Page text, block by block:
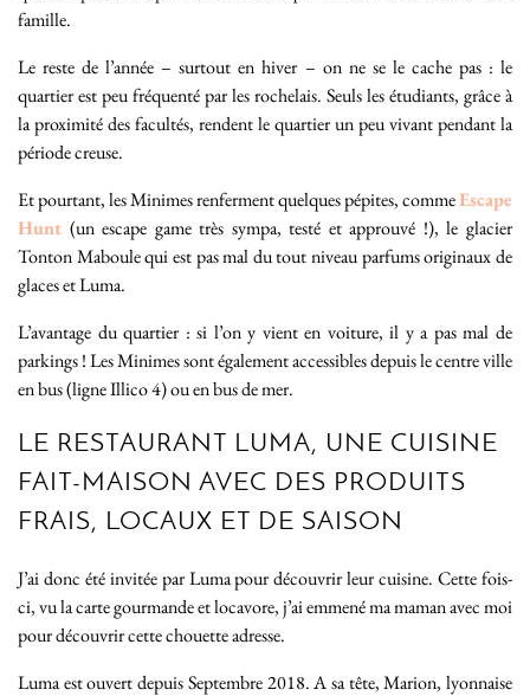
famille.
Le reste de l’année – surtout en hiver – on ne se le cache pas : le
quartier est peu fréquenté par les rochelais. Seuls les étudiants, grâce à
la proximité des facultés, rendent le quartier un peu vivant pendant la
période creuse.
Et pourtant, les Minimes renferment quelques pépites, commeEscape
Hunt (un escape game très sympa, testé et approuvé !), le glacier
Tonton Maboule qui est pas mal du tout niveau parfums originaux de
glaces et Luma.
L’avantage du quartier : si l’on y vient en voiture, il y a pas mal de
parkings ! Les Minimes sont également accessibles depuis le centre ville
en bus (ligne Illico 4) ou en bus de mer.
LE RESTAURANT LUMA, UNE CUISINE
FAIT-MAISON AVEC DES PRODUITS
FRAIS, LOCAUX ET DE SAISON
J’ai donc été invitée par Luma pour découvrir leur cuisine. Cette fois-
ci, vu la carte gourmande et locavore, j’ai emmené ma maman avec moi
pour découvrir cette chouette adresse.
Luma est ouvert depuis Septembre 2018. A sa tête, Marion, lyonnaise